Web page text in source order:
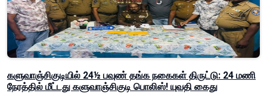
களுவாஞ்சிகுடியில் 24½ பவுண் தங்க நகைகள் திருட்டு: 24 மணி
நேரத்தில் மீட்டது களுவாஞ்சிகுடி பொலிஸ்! யுவதி கைது